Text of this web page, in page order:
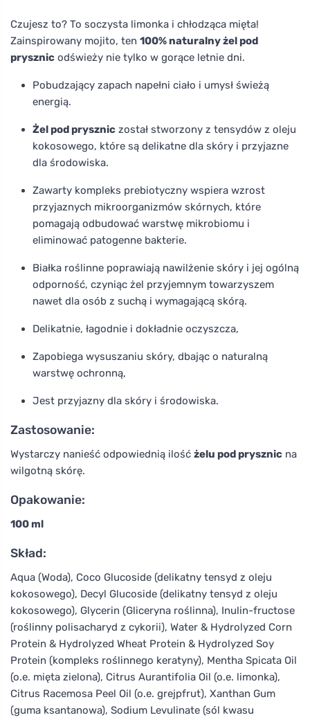
Czujesz to? To soczysta limonka i chłodząca mięta!
Zainspirowany mojito, ten 100% naturalny żel pod
prysznic odświeży nie tylko w gorące letnie dni.
Pobudzający zapach napełni ciało i umysł świeżą
energią.
Żel pod prysznic został stworzony z tensydów z oleju
kokosowego, które są delikatne dla skóry i przyjazne
dla środowiska.
Zawarty kompleks prebiotyczny wspiera wzrost
przyjaznych mikroorganizmów skórnych, które
pomagają odbudować warstwę mikrobiomu i
eliminować patogenne bakterie.
Białka roślinne poprawiają nawilżenie skóry i jej ogólną
odporność, czyniąc żel przyjemnym towarzyszem
nawet dla osób z suchą i wymagającą skórą.
Delikatnie, łagodnie i dokładnie oczyszcza,
Zapobiega wysuszaniu skóry, dbając o naturalną
warstwę ochronną,
Jest przyjazny dla skóry i środowiska.
Zastosowanie:
Wystarczy nanieść odpowiednią ilość żelu pod prysznic na
wilgotną skórę.
Opakowanie:
100 ml
Skład:
Aqua (Woda), Coco Glucoside (delikatny tensyd z oleju
kokosowego), Decyl Glucoside (delikatny tensyd z oleju
kokosowego), Glycerin (Gliceryna roślinna), Inulin-fructose
(roślinny polisacharyd z cykorii), Water & Hydrolyzed Corn
Protein & Hydrolyzed Wheat Protein & Hydrolyzed Soy
Protein (kompleks roślinnego keratyny), Mentha Spicata Oil
(o.e. mięta zielona), Citrus Aurantifolia Oil (o.e. limonka),
Citrus Racemosa Peel Oil (o.e. grejpfrut), Xanthan Gum
(guma ksantanowa), Sodium Levulinate (sól kwasu